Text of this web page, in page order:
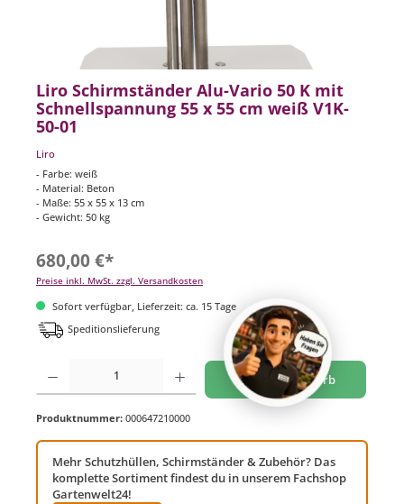
Liro Schirmständer Alu-Vario 50 K mit
Schnellspannung 55 x 55 cm weiß V1K-
50-01
Liro
- Farbe: weiß
- Material: Beton
- Maße: 55 x 55 x 13 cm
- Gewicht: 50 kg
680,00 €*
Preise inkl. MwSt. zzgl. Versandkosten
Sofort verfügbar, Lieferzeit: ca. 15 Tage
Speditionslieferung
Produkt Anzahl: Gib den gewünschten Wert ein oder benutze die Schaltflächen um
In den Warenkorb
Produktnummer: 000647210000
Mehr Schutzhüllen, Schirmständer & Zubehör? Das
komplette Sortiment findest du in unserem Fachshop
Gartenwelt24!